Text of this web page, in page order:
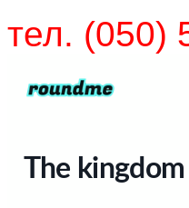
тел. (050)